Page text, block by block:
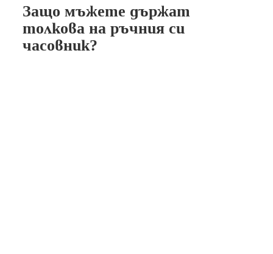
Защо мъжете държат
толкова на ръчния си
часовник?